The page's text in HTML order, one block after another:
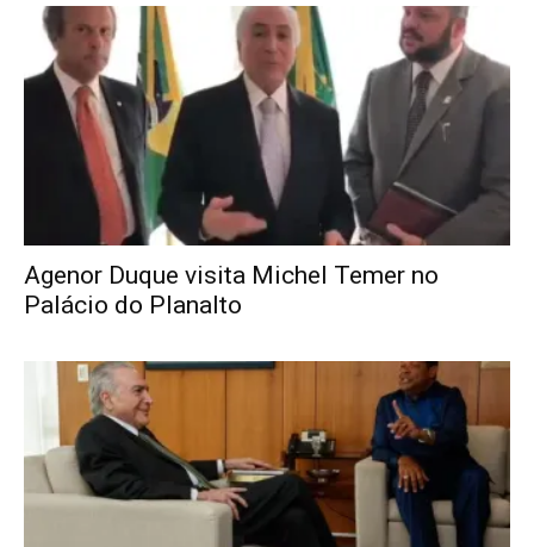
Agenor Duque visita Michel Temer no
Palácio do Planalto